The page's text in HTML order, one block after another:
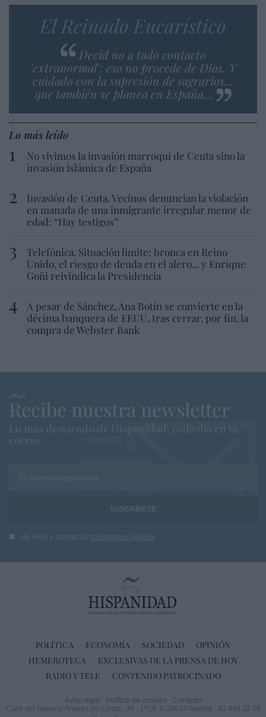
El Reinado Eucarístico
Decid no a todo contacto
'extranormal': eso no procede de Dios. Y
cuidado con la supresión de sagrarios…
que también se planea en España…
Lo más leído
No vivimos la invasión marroquí de Ceuta sino la
invasión islámica de España
Invasión de Ceuta. Vecinos denuncian la violación
en manada de una inmigrante irregular menor de
edad: “Hay testigos”
Telefónica. Situación límite: bronca en Reino
Unido, el riesgo de deuda en el alero... y Enrique
Goñi reivindica la Presidencia
A pesar de Sánchez, Ana Botín se convierte en la
décima banquera de EEUU, tras cerrar, por fin, la
compra de Webster Bank
Recibe nuestra newsletter
Lo más destacado de Hispanidad, cada dia en tu
correo
Tu correo electrónico...
He leído y acepto las condiciones legales
POLÍTICA ECONOMÍA SOCIEDAD
OPINIÓN
HEMEROTECA
EXCLUSIVAS DE LA PRENSA DE HOY
RADIO Y TELE
CONTENIDO PATROCINADO
Aviso legal Política de cookies
Contacto
Calle del General Álvarez de Castro, 39 - 1º Of. 9. 28010 Madrid
91 445 32 55